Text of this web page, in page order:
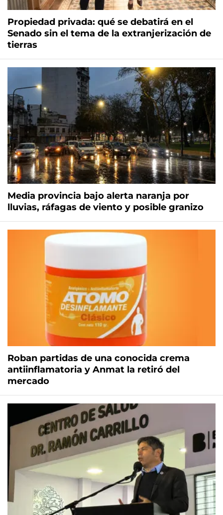
Propiedad privada: qué se debatirá en el
Senado sin el tema de la extranjerización de
tierras
Media provincia bajo alerta naranja por
lluvias, ráfagas de viento y posible granizo
Roban partidas de una conocida crema
antiinflamatoria y Anmat la retiró del
mercado